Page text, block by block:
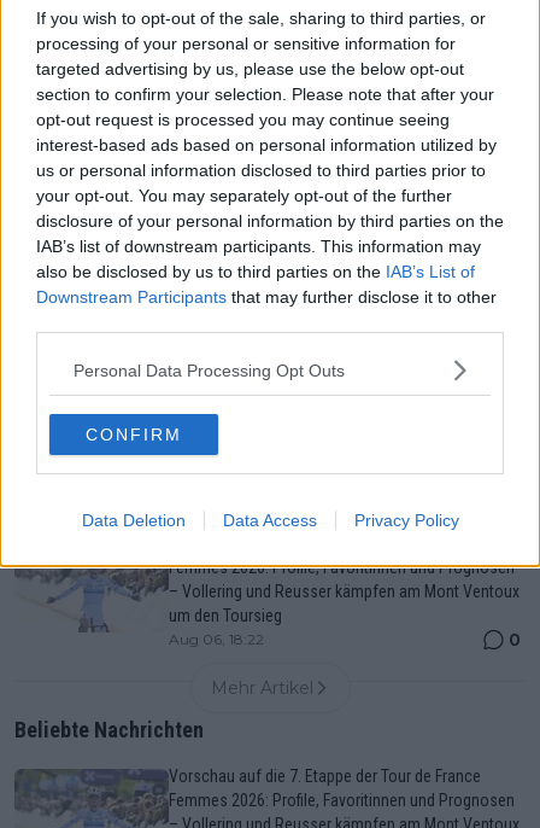
If you wish to opt-out of the sale, sharing to third parties, or
processing of your personal or sensitive information for
targeted advertising by us, please use the below opt-out
section to confirm your selection. Please note that after your
opt-out request is processed you may continue seeing
interest-based ads based on personal information utilized by
us or personal information disclosed to third parties prior to
your opt-out. You may separately opt-out of the further
disclosure of your personal information by third parties on the
IAB’s list of downstream participants. This information may
also be disclosed by us to third parties on the IAB’s List of
Downstream Participants that may further disclose it to other
Personal Data Processing Opt Outs
CONFIRM
Data Deletion Data Access Privacy Policy
Mehr Artikel
Gerade In
Jury und Strafen Tour de France Femmes 2026,
Etappe 6 – Geldstrafe für Lotte Kopecky wegen
„Sticky Bottle“
Aug 06, 20:02
Medizinischer Bericht und Aufgaben Tour de France
mehr im Rennen, auch Yara Kastelijn ausgeschieden
Aug 06, 19:26
Tour de France Femmes 2026: Gesamtwertung nach
der 6. Etappe – Reusser verteidigt Gelb, Longo
Femmes 2026: Profile, Favoritinnen und Prognosen
– Vollering und Reusser kämpfen am Mont Ventoux
um den Toursieg
Aug 06, 18:22 0
Mehr Artikel
Beliebte Nachrichten
Vorschau auf die 7. Etappe der Tour de France
Femmes 2026: Profile, Favoritinnen und Prognosen